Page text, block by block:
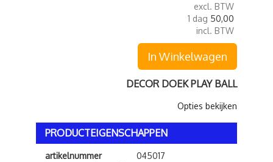
excl. BTW
1 dag 50,00
incl. BTW
In Winkelwagen
DECOR DOEK PLAY BALL
Opties bekijken
PRODUCTEIGENSCHAPPEN
artikelnummer
045017